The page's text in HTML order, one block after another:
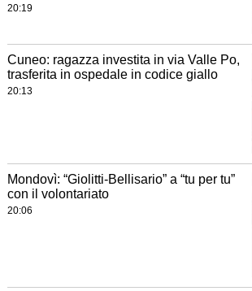
20:19
Cuneo: ragazza investita in via Valle Po,
trasferita in ospedale in codice giallo
20:13
Mondovì: “Giolitti-Bellisario” a “tu per tu”
con il volontariato
20:06